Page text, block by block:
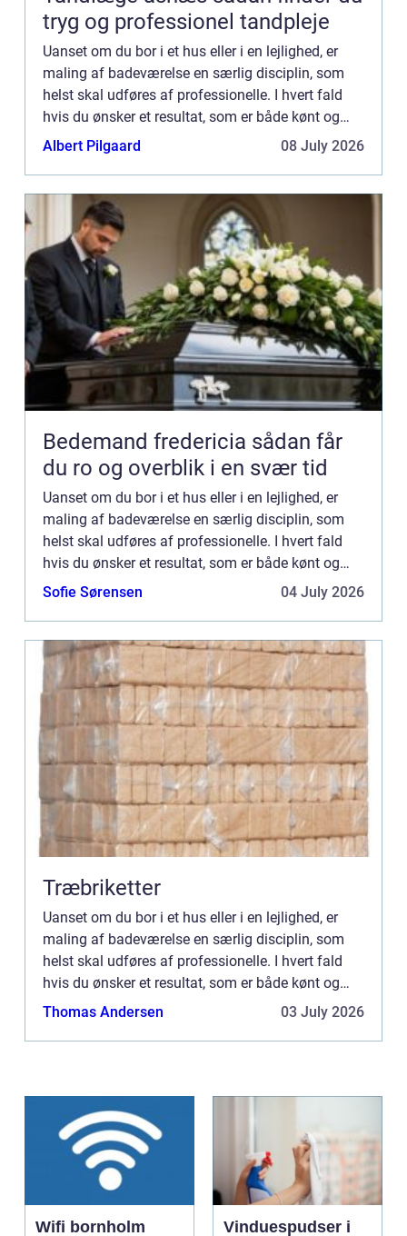
tryg og professionel tandpleje
Uanset om du bor i et hus eller i en lejlighed, er
maling af badeværelse en særlig disciplin, som
helst skal udføres af professionelle. I hvert fald
hvis du ønsker et resultat, som er både kønt og
funktionelt. E...
Albert Pilgaard 08 July 2026
Bedemand fredericia sådan får
du ro og overblik i en svær tid
Uanset om du bor i et hus eller i en lejlighed, er
maling af badeværelse en særlig disciplin, som
helst skal udføres af professionelle. I hvert fald
hvis du ønsker et resultat, som er både kønt og
funktionelt. E...
Sofie Sørensen 04 July 2026
Træbriketter
Uanset om du bor i et hus eller i en lejlighed, er
maling af badeværelse en særlig disciplin, som
helst skal udføres af professionelle. I hvert fald
hvis du ønsker et resultat, som er både kønt og
funktionelt. E...
Thomas Andersen 03 July 2026
Wifi bornholm
Vinduespudser i